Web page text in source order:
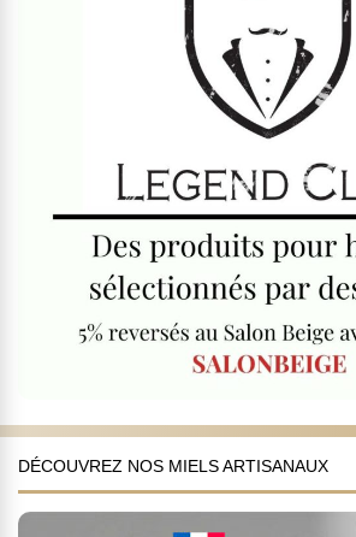
DÉCOUVREZ NOS MIELS ARTISANAUX